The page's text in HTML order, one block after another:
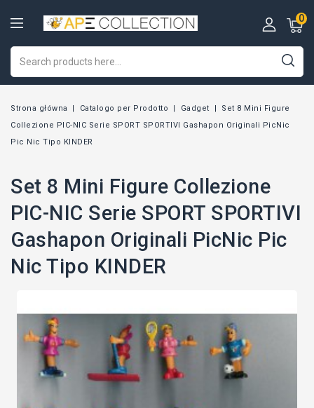
0
Strona główna Catalogo per Prodotto Gadget
Set 8 Mini Figure
Collezione PIC-NIC Serie SPORT SPORTIVI Gashapon Originali PicNic
Pic Nic Tipo KINDER
Set 8 Mini Figure Collezione
PIC-NIC Serie SPORT SPORTIVI
Gashapon Originali PicNic Pic
Nic Tipo KINDER